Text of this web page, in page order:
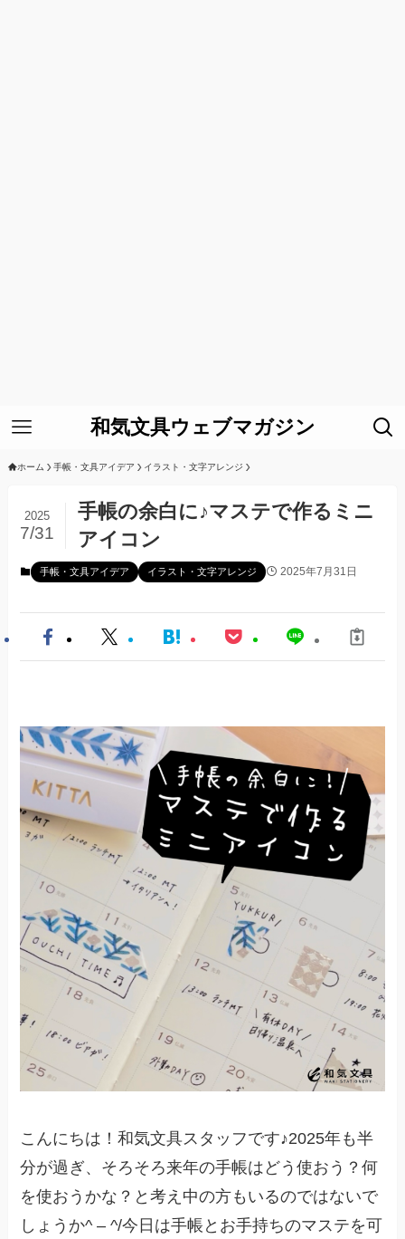
和気文具ウェブマガジン
ホーム 手帳・文具アイデア イラスト・文字アレンジ
手帳の余白に♪マステで作るミニ
アイコン
2025
7/31
手帳・文具アイデア イラスト・文字アレンジ 2025年7月31日
こんにちは！和気文具スタッフです♪2025年も半
分が過ぎ、そろそろ来年の手帳はどう使おう？何
を使おうかな？と考え中の方もいるのではないで
しょうか^ – ^/今日は手帳とお手持ちのマステを可